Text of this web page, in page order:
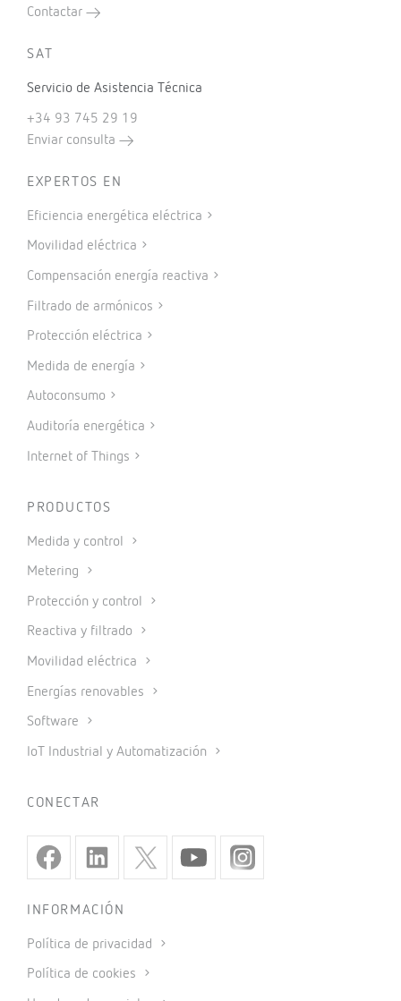
Contactar
SAT
Servicio de Asistencia Técnica
+34 93 745 29 19
Enviar consulta
EXPERTOS EN
Eficiencia energética eléctrica
Movilidad eléctrica
Compensación energía reactiva
Filtrado de armónicos
Protección eléctrica
Medida de energía
Autoconsumo
Auditoría energética
Internet of Things
PRODUCTOS
Medida y control
Metering
Protección y control
Reactiva y filtrado
Movilidad eléctrica
Energías renovables
Software
IoT Industrial y Automatización
CONECTAR
INFORMACIÓN
Política de privacidad
Política de cookies